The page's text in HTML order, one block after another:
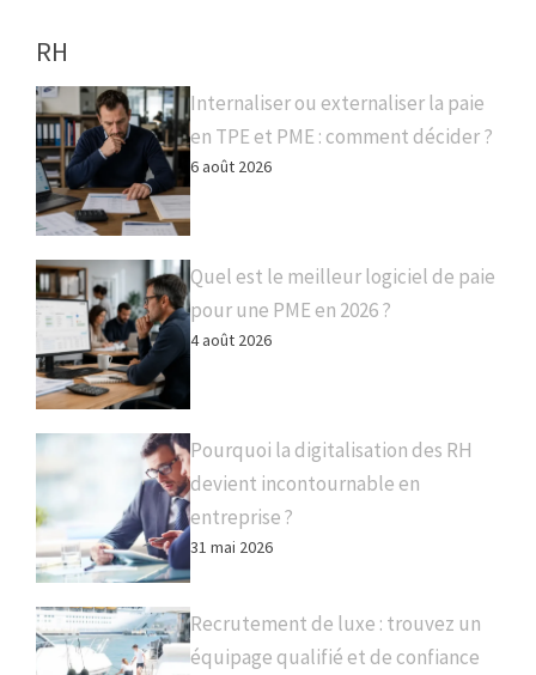
RH
Internaliser ou externaliser la paie
en TPE et PME : comment décider ?
6 août 2026
Quel est le meilleur logiciel de paie
pour une PME en 2026 ?
4 août 2026
Pourquoi la digitalisation des RH
devient incontournable en
entreprise ?
31 mai 2026
Recrutement de luxe : trouvez un
équipage qualifié et de confiance